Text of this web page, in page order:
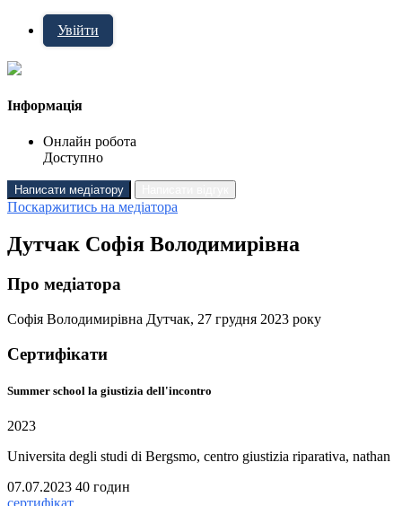
Увійти
Інформація
Онлайн робота
Доступно
Написати медіатору
Поскаржитись на медіатора
Дутчак Софія Володимирівна
Про медіатора
Софія Володимирівна Дутчак, 27 грудня 2023 року
Сертифікати
Summer school la giustizia dell'incontro
2023
Universita degli studi di Bergsmo, centro giustizia riparativa, nathan
07.07.2023 40 годин